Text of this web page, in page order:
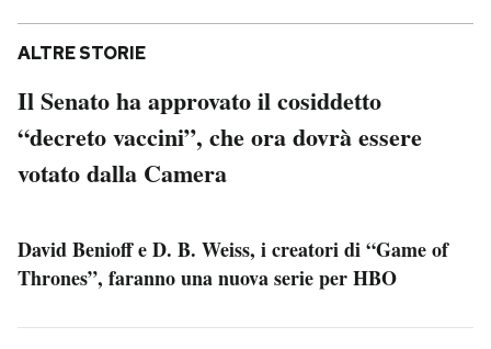
ALTRE STORIE
Il Senato ha approvato il cosiddetto
“decreto vaccini”, che ora dovrà essere
votato dalla Camera
David Benioff e D. B. Weiss, i creatori di “Game of
Thrones”, faranno una nuova serie per HBO